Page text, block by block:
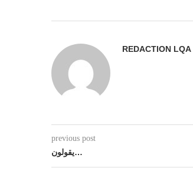
REDACTION LQA
previous post
يقولون…